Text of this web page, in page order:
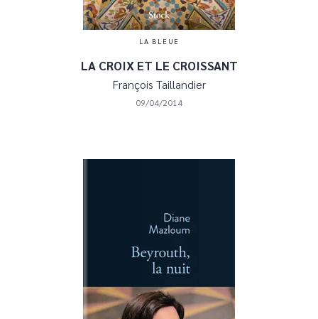
LA BLEUE
LA CROIX ET LE CROISSANT
François Taillandier
09/04/2014